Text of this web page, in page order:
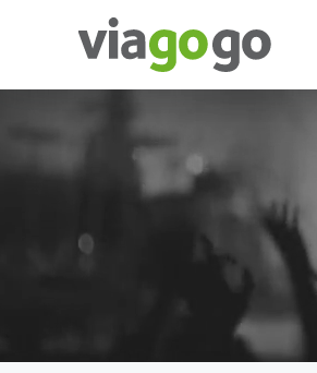
Bilety -
Bilety na
koncerty,
sportowe